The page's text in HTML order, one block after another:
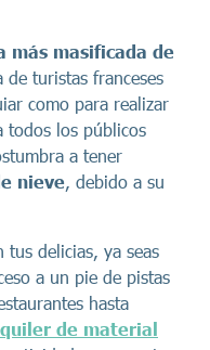
más masificada de
turistas franceses
como para realizar
todos los públicos
a tener
nieve, debido a su
tus delicias, ya seas
a un pie de pistas
hasta
de material